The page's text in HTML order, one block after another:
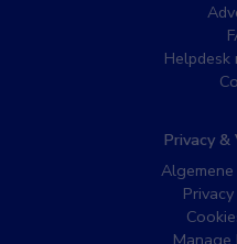
Helpdesk
Privacy &